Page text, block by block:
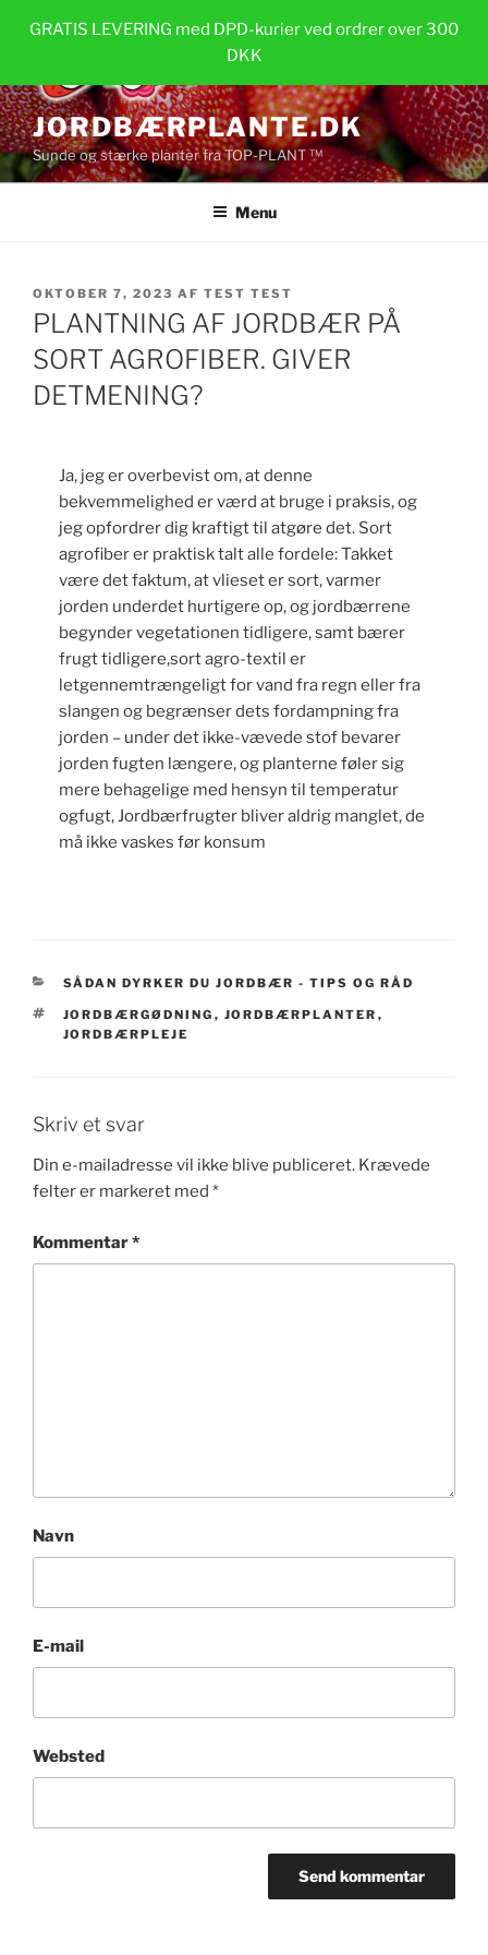
GRATIS LEVERING med DPD-kurier ved ordrer over 300
DKK
JORDBÆRPLANTE.DK
Sunde og stærke planter fra TOP-PLANT ™
Menu
UDGIVET
DEN
OKTOBER 7, 2023 AF TEST TEST
PLANTNING AF JORDBÆR PÅ
SORT AGROFIBER. GIVER
DETMENING?
Ja, jeg er overbevist om, at denne
bekvemmelighed er værd at bruge i praksis, og
jeg opfordrer dig kraftigt til atgøre det. Sort
agrofiber er praktisk talt alle fordele: Takket
være det faktum, at vlieset er sort, varmer
jorden underdet hurtigere op, og jordbærrene
begynder vegetationen tidligere, samt bærer
frugt tidligere,sort agro-textil er
letgennemtrængeligt for vand fra regn eller fra
slangen og begrænser dets fordampning fra
jorden – under det ikke-vævede stof bevarer
jorden fugten længere, og planterne føler sig
mere behagelige med hensyn til temperatur
ogfugt, Jordbærfrugter bliver aldrig manglet, de
må ikke vaskes før konsum
KATEGORIER
SÅDAN DYRKER DU JORDBÆR - TIPS OG RÅD
TAGS
JORDBÆRGØDNING , JORDBÆRPLANTER ,
JORDBÆRPLEJE
Skriv et svar
Din e-mailadresse vil ikke blive publiceret. Krævede
felter er markeret med *
Kommentar*
Navn
E-mail
Websted